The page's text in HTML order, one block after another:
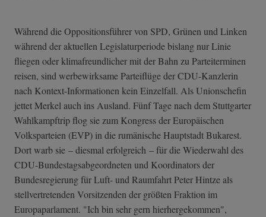
Während die Oppositionsführer von SPD, Grünen und Linken
während der aktuellen Legislaturperiode bislang nur Linie
fliegen oder klimafreundlicher mit der Bahn zu Parteiterminen
reisen, sind werbewirksame Parteiflüge der CDU-Kanzlerin
nach Kontext-Informationen kein Einzelfall. Als Unionschefin
jettet Merkel auch ins Ausland. Fünf Tage nach dem Stuttgarter
Wahlkampftrip flog sie zum Kongress der Europäischen
Volksparteien (EVP) in die rumänische Hauptstadt Bukarest.
Dort warb sie – diesmal erfolgreich – für die Wiederwahl des
CDU-Bundestagsabgeordneten und Koordinators der
Bundesregierung für Luft- und Raumfahrt Peter Hintze als
stellvertretenden Vorsitzenden der größten Fraktion im
Europaparlament. "Ich bin sehr gern hierhergekommen",